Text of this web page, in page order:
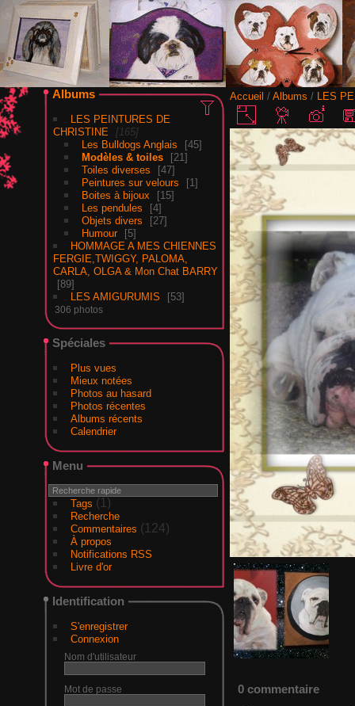
Albums
LES PEINTURES DE
CHRISTINE
165
Les Bulldogs Anglais
45
Modèles & toiles
21
Toiles diverses
47
Peintures sur velours
1
Boites à bijoux
15
Les pendules
4
Objets divers
27
Humour
5
HOMMAGE A MES CHIENNES
FERGIE,TWIGGY, PALOMA,
CARLA, OLGA & Mon Chat BARRY
89
LES AMIGURUMIS
53
306 photos
Spéciales
Plus vues
Mieux notées
Photos au hasard
Photos récentes
Albums récents
Calendrier
Menu
Tags (1)
Recherche
Commentaires (124)
À propos
Notifications RSS
Livre d'or
Identification
S'enregistrer
Connexion
Nom d'utilisateur
Mot de passe
Accueil / Albums / LES
0 commentaire